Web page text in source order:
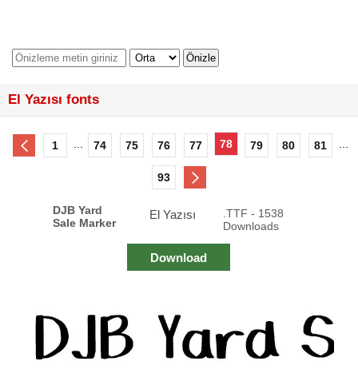
El Yazısı fonts
1 74 75 76 77 78 79 80 81
93
DJB Yard
Sale Marker
El Yazısı
.TTF - 1538
Downloads
Download